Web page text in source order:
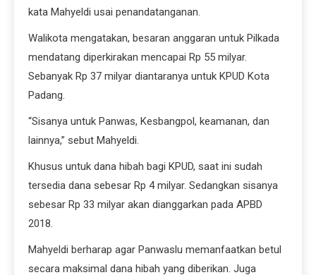
Khusus untuk dana hibah bagi KPUD, saat ini sudah
tersedia dana sebesar Rp 4 milyar. Sedangkan sisanya
sebesar Rp 33 milyar akan dianggarkan pada APBD
2018.
Mahyeldi berharap agar Panwaslu memanfaatkan betul
secara maksimal dana hibah yang diberikan. Juga
diharapkan dapat mempertanggungjawabkan dengan
administrasi keuangan secara cepat dan tepat.
“Panwaslu agar dapat melaksanakan tugas dengan baik,
serta mempertanggungjawabkan anggaran yang
Berdasarkan data KPUD Padang, Pemilihan Walikota